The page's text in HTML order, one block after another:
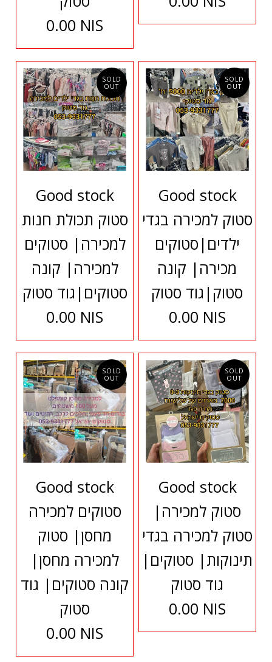
0.00 NIS
SOLD
OUT
Good stock
סטוק תכולת חנות
למכירה| סטוקים
למכירה| קונה
סטוקים|גוד סטוק
0.00 NIS
SOLD
OUT
Good stock
סטוק למכירה בגדי
ילדים|סטוקים
מכירה| קונה
סטוק|גוד סטוק
0.00 NIS
SOLD
OUT
Good stock
סטוקים למכירה
מחסן| סטוק
למכירה מחסן|
קונה סטוקים| גוד
סטוק
0.00 NIS
SOLD
OUT
Good stock
סטוק למכירה|
סטוק למכירה בגדי
תינוקות| סטוקים|
גוד סטוק
0.00 NIS